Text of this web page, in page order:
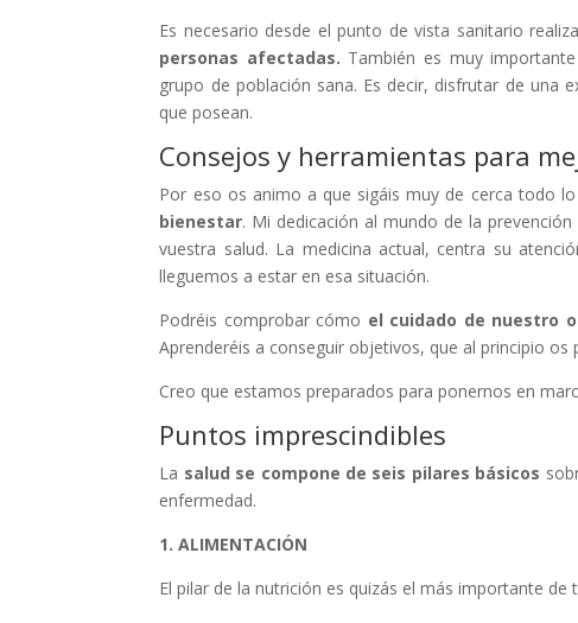
Es necesario desde el punto de vista sanitario
personas afectadas. También es muy
grupo de población sana. Es decir, disfrutar de una
que posean.
Consejos y herramientas para
Por eso os animo a que sigáis muy de cerca todo
bienestar. Mi dedicación al mundo de la
vuestra salud. La medicina actual, centra su
lleguemos a estar en esa situación.
Podréis comprobar cómo el cuidado de nuestro
Aprenderéis a conseguir objetivos, que al principio
Creo que estamos preparados para ponernos en
Puntos imprescindibles
La salud se compone de seis pilares básicos
enfermedad.
1. ALIMENTACIÓN
El pilar de la nutrición es quizás el más importante